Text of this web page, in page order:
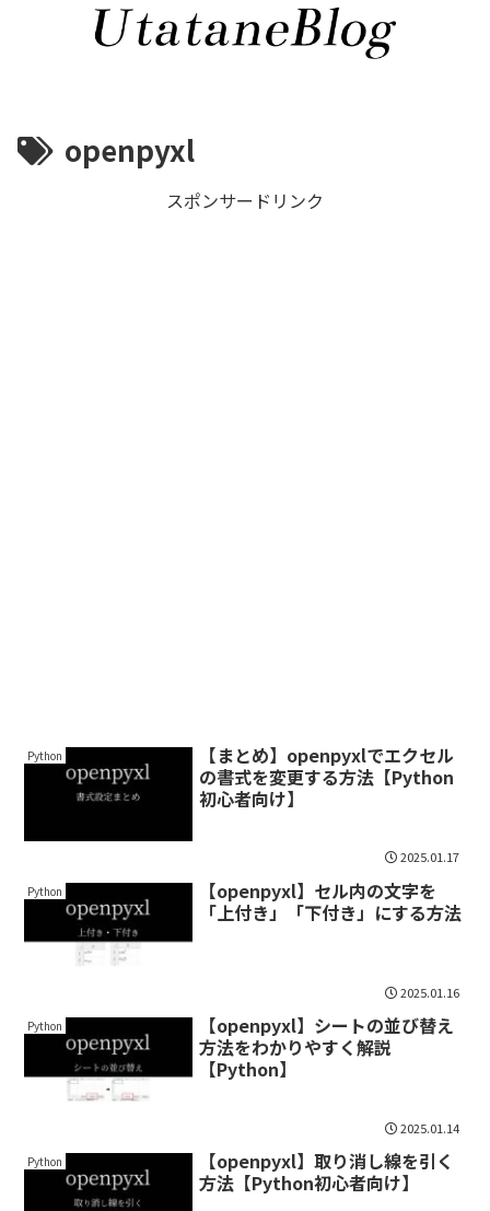
openpyxl
スポンサードリンク
Python
【まとめ】openpyxlでエクセル
の書式を変更する方法【Python
初心者向け】
2025.01.17
Python
【openpyxl】セル内の文字を
「上付き」「下付き」にする方法
2025.01.16
Python
【openpyxl】シートの並び替え
方法をわかりやすく解説
【Python】
2025.01.14
Python
【openpyxl】取り消し線を引く
方法【Python初心者向け】